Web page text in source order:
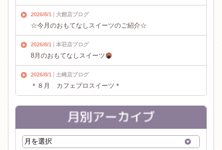
2026/8/1 大館店ブログ
☆今月のおもてなしスイーツのご紹介☆
2026/8/1 本荘店ブログ
8月のおもてなしスイーツ
2026/8/1 土崎店ブログ
＊８月 カフェプロスイーツ＊